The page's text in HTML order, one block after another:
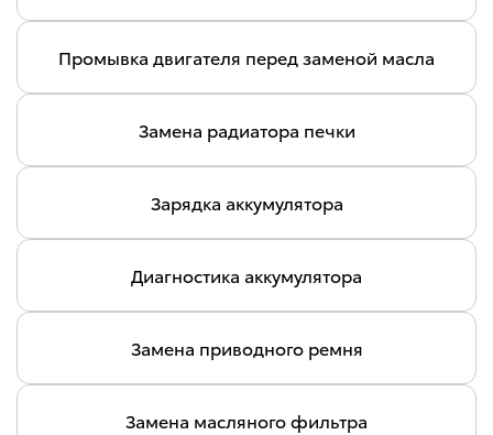
Промывка двигателя перед заменой масла
Замена радиатора печки
Зарядка аккумулятора
Диагностика аккумулятора
Замена приводного ремня
Замена масляного фильтра